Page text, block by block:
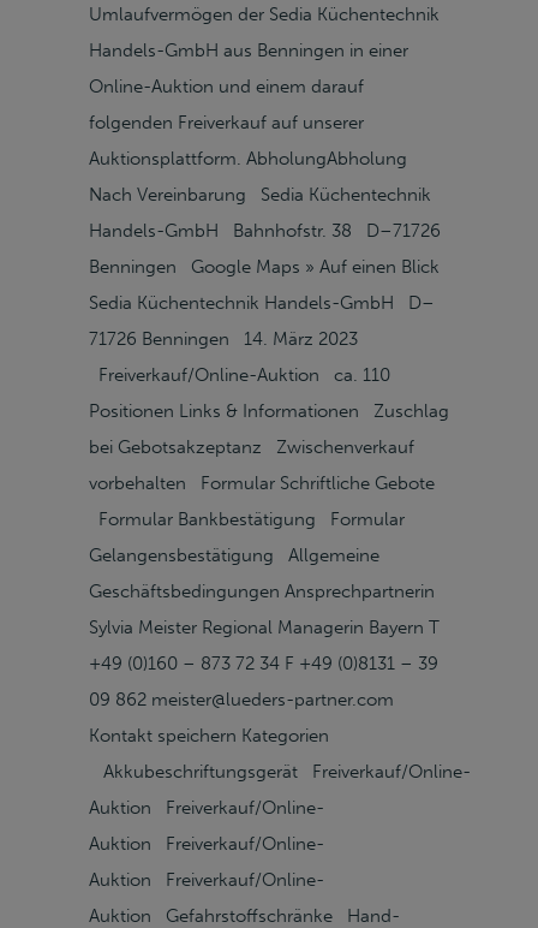
Umlaufvermögen der Sedia Küchentechnik
Handels-GmbH aus Benningen in einer
Online-Auktion und einem darauf
folgenden Freiverkauf auf unserer
Auktionsplattform. AbholungAbholung
Nach Vereinbarung Sedia Küchentechnik
Handels-GmbH Bahnhofstr. 38 D–71726
Benningen Google Maps » Auf einen Blick
Sedia Küchentechnik Handels-GmbH D–
71726 Benningen 14. März 2023
Freiverkauf/Online-Auktion ca. 110
Positionen Links & Informationen Zuschlag
bei Gebotsakzeptanz Zwischenverkauf
vorbehalten Formular Schriftliche Gebote
Formular Bankbestätigung Formular
Gelangensbestätigung Allgemeine
Geschäftsbedingungen Ansprechpartnerin
Sylvia Meister Regional Managerin Bayern T
+49 (0)160 – 873 72 34 F +49 (0)8131 – 39
09 862 meister@lueders-partner.com
Kontakt speichern Kategorien
Akkubeschriftungsgerät Freiverkauf/Online-
Auktion Freiverkauf/Online-
Auktion Freiverkauf/Online-
Auktion Freiverkauf/Online-
Auktion Gefahrstoffschränke Hand-